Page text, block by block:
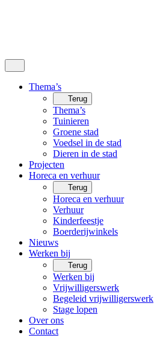
Thema’s
Terug
Thema’s
Tuinieren
Groene stad
Voedsel in de stad
Dieren in de stad
Projecten
Horeca en verhuur
Terug
Horeca en verhuur
Verhuur
Kinderfeestje
Boerderijwinkels
Nieuws
Werken bij
Terug
Werken bij
Vrijwilligerswerk
Begeleid vrijwilligerswerk
Stage lopen
Over ons
Contact